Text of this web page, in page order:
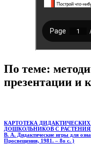
По теме:
презентации и
КАРТОТЕКА
ДОШКОЛЬНИКОВ С РАСТЕНИЯМИ
В. А. Дидактические игры для
Просвещения, 1981. – 8о с. )